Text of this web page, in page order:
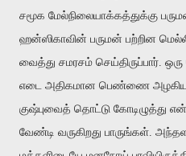
சமூக மேல்நிலையாக்கத்துக்கு
ஹன்ஸிகாவின் பருமன் பற்றின
வைத்து சமரசம் செய்திருப்பார்.
எடை அதிகமான பெண்ணை அழகியல்
குஷ்புவைத் தொட்டு கோடிழுத்து
வேண்டி வருகிறது பாருங்கள்.